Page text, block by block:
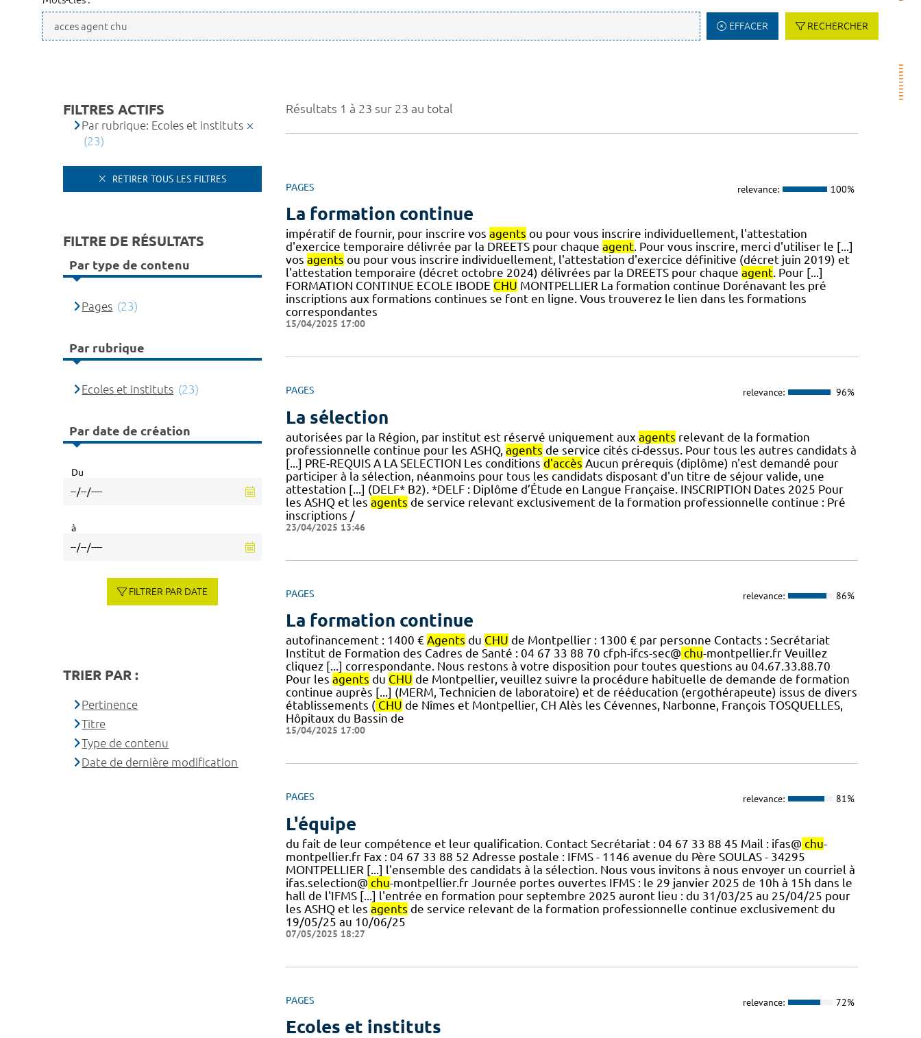
EFFACER RECHERCHER
Résultats 1 à 23 sur 23 au total
PAGES relevance: 100%
La formation continue
impératif de fournir, pour inscrire vos agents ou pour vous inscrire individuellement, l'attestation
d'exercice temporaire délivrée par la DREETS pour chaque agent. Pour vous inscrire, merci d'utiliser le [...]
vos agents ou pour vous inscrire individuellement, l'attestation d'exercice définitive (décret juin 2019) et
l'attestation temporaire (décret octobre 2024) délivrées par la DREETS pour chaque agent. Pour [...]
FORMATION CONTINUE ECOLE IBODE CHU MONTPELLIER La formation continue Dorénavant les pré
inscriptions aux formations continues se font en ligne. Vous trouverez le lien dans les formations
correspondantes
15/04/2025 17:00
PAGES relevance: 96%
La sélection
autorisées par la Région, par institut est réservé uniquement aux agents relevant de la formation
professionnelle continue pour les ASHQ, agents de service cités ci-dessus. Pour tous les autres candidats à
[...] PRE-REQUIS A LA SELECTION Les conditions d'accès Aucun prérequis (diplôme) n'est demandé pour
participer à la sélection, néanmoins pour tous les candidats disposant d'un titre de séjour valide, une
attestation [...] (DELF* B2). *DELF : Diplôme d’Étude en Langue Française. INSCRIPTION Dates 2025 Pour
les ASHQ et les agents de service relevant exclusivement de la formation professionnelle continue : Pré
inscriptions /
23/04/2025 13:46
PAGES relevance: 86%
La formation continue
autofinancement : 1400 € Agents du CHU de Montpellier : 1300 € par personne Contacts : Secrétariat
Institut de Formation des Cadres de Santé : 04 67 33 88 70 cfph-ifcs-sec@ chu-montpellier.fr Veuillez
cliquez [...] correspondante. Nous restons à votre disposition pour toutes questions au 04.67.33.88.70
Pour les agents du CHU de Montpellier, veuillez suivre la procédure habituelle de demande de formation
continue auprès [...] (MERM, Technicien de laboratoire) et de rééducation (ergothérapeute) issus de divers
établissements ( CHU de Nîmes et Montpellier, CH Alès les Cévennes, Narbonne, François TOSQUELLES,
Hôpitaux du Bassin de
15/04/2025 17:00
PAGES relevance: 81%
L'équipe
du fait de leur compétence et leur qualification. Contact Secrétariat : 04 67 33 88 45 Mail : ifas@ chu-
montpellier.fr Fax : 04 67 33 88 52 Adresse postale : IFMS - 1146 avenue du Père SOULAS - 34295
MONTPELLIER [...] l'ensemble des candidats à la sélection. Nous vous invitons à nous envoyer un courriel à
ifas.selection@ chu-montpellier.fr Journée portes ouvertes IFMS : le 29 janvier 2025 de 10h à 15h dans le
hall de l'IFMS [...] l'entrée en formation pour septembre 2025 auront lieu : du 31/03/25 au 25/04/25 pour
les ASHQ et les agents de service relevant de la formation professionnelle continue exclusivement du
19/05/25 au 10/06/25
07/05/2025 18:27
PAGES relevance: 72%
Ecoles et instituts
FILTRES ACTIFS
Par rubrique: Ecoles et instituts
(23)
RETIRER TOUS LES FILTRES
FILTRE DE RÉSULTATS
Par type de contenu
Pages (23)
Par rubrique
Ecoles et instituts (23)
Par date de création
Du
à
FILTRER PAR DATE
TRIER PAR :
Pertinence
Titre
Type de contenu
Date de dernière modification